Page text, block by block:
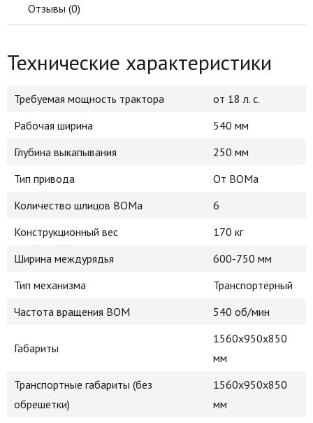
Отзывы (0)
Технические характеристики
Требуемая мощность трактора
от 18 л. с.
Рабочая ширина
540 мм
Глубина выкапывания
250 мм
Тип привода
От ВОМа
Количество шлицов ВОМа
6
Конструкционный вес
170 кг
Ширина междурядья
600-750 мм
Тип механизма
Транспортёрный
Частота вращения ВОМ
540 об/мин
Габариты
1560x950x850
мм
Транспортные габариты (без
обрешетки)
1560x950x850
мм